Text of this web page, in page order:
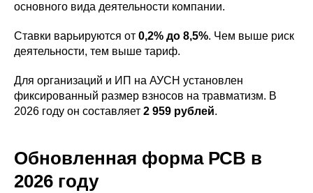
основного вида деятельности компании.
Ставки варьируются от 0,2% до 8,5%. Чем выше риск
деятельности, тем выше тариф.
Для организаций и ИП на АУСН установлен
фиксированный размер взносов на травматизм. В
2026 году он составляет 2 959 рублей.
Обновленная форма РСВ в
2026 году